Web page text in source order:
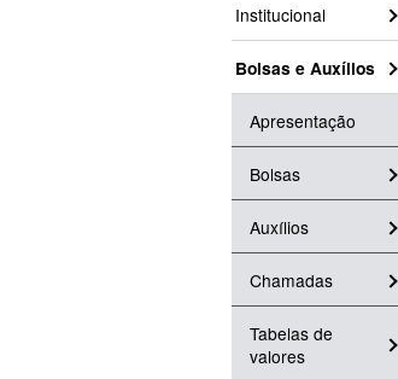
Institucional
Bolsas e Auxílios
Apresentação
Bolsas
Auxílios
Chamadas
Tabelas de
valores